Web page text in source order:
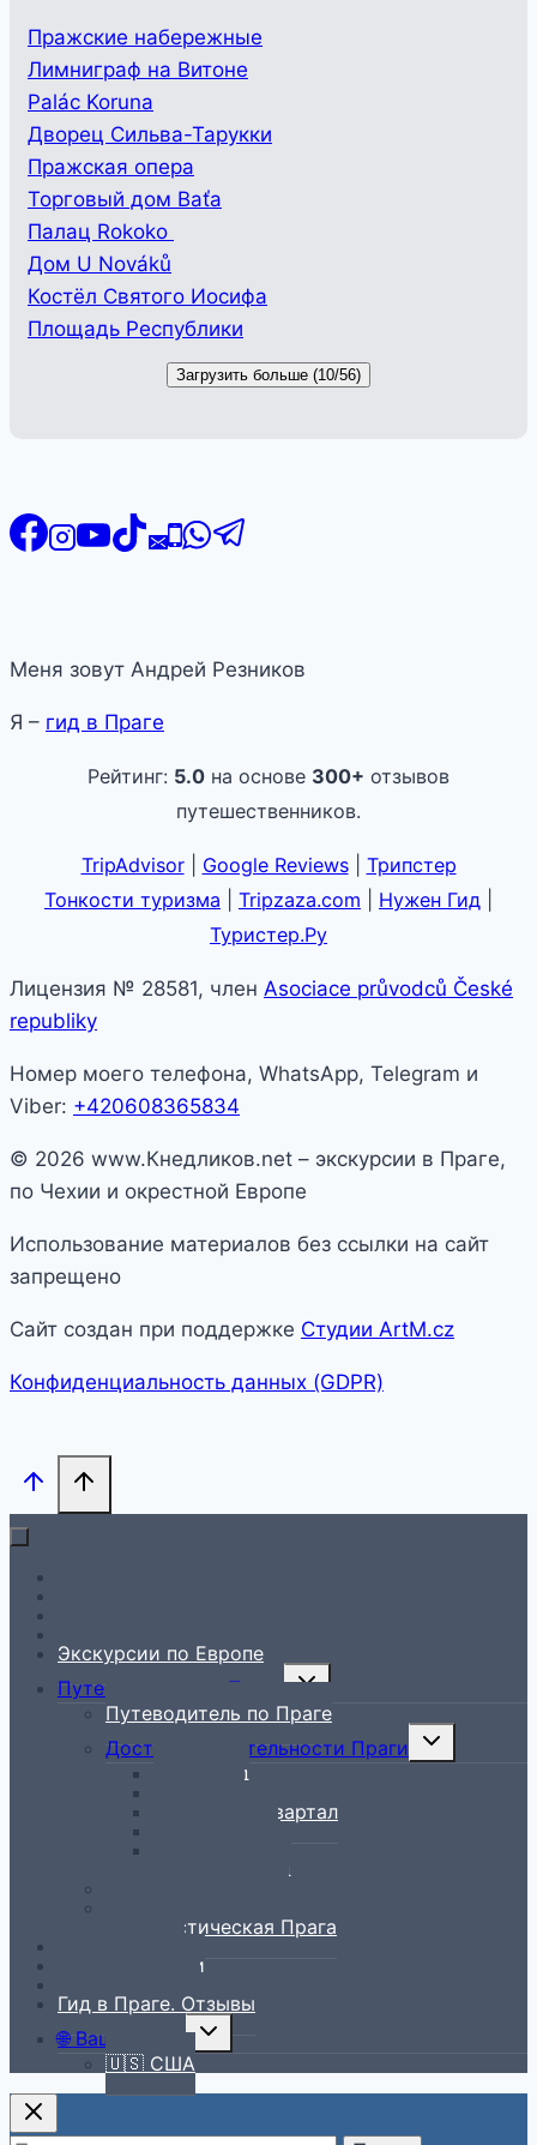
Пражские набережные
Лимниграф на Витоне
Palác Koruna
Дворец Сильва-Тарукки
Пражская опера
Торговый дом Baťa
Палац Rokoko
Дом U Nováků
Костёл Святого Иосифа
Площадь Республики
Загрузить больше (10/56)
Меня зовут Андрей Резников
Я – гид в Праге
Рейтинг: 5.0 на основе 300+ отзывов
путешественников.
TripAdvisor| Google Reviews| Трипстер
Тонкости туризма
Tripzaza.com Нужен Гид
Туристер.Ру
Лицензия № 28581, член Asociace průvodců České
republiky
Номер моего телефона, WhatsApp, Telegram и
Viber: +420608365834
© 2026 www.Кнедликов.net – экскурсии в Праге,
по Чехии и окрестной Европе
Использование материалов без ссылки на сайт
запрещено
Сайт создан при поддержке Студии ArtM.cz
Конфиденциальность данных (GDPR)
Экскурсии по Европе
Путеводитель по Праге
Toggle
menu
Путеводитель по Праге
Достопримечательности Праги
Toggle
Вышеград
Еврейский квартал
Старый Город
Нетуристическая Прага
История Чехии
Гид в Праге. Отзывы
🌐 Ваш регион
Toggle
🇺🇸 США